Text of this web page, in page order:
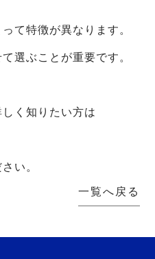
て特徴が異なります。
選ぶことが重要です。
く知りたい方は
い。
一覧へ戻る